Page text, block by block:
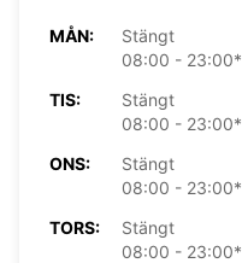
MÅN:
Stängt
08:00 - 23:00*
TIS:
Stängt
08:00 - 23:00*
ONS:
Stängt
08:00 - 23:00*
TORS:
Stängt
08:00 - 23:00*